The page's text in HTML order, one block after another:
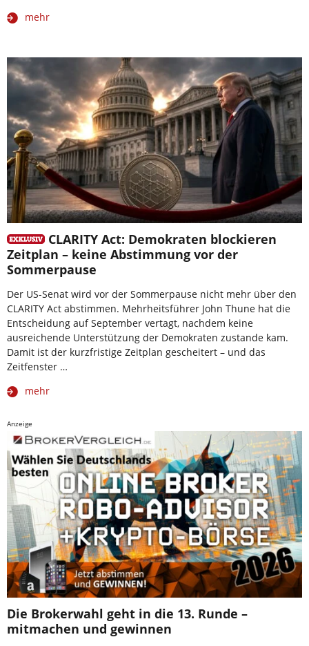
mehr
CLARITY Act: Demokraten blockieren
Zeitplan – keine Abstimmung vor der
Sommerpause
Der US-Senat wird vor der Sommerpause nicht mehr über den
CLARITY Act abstimmen. Mehrheitsführer John Thune hat die
Entscheidung auf September vertagt, nachdem keine
ausreichende Unterstützung der Demokraten zustande kam.
Damit ist der kurzfristige Zeitplan gescheitert – und das
Zeitfenster …
mehr
Anzeige
Die Brokerwahl geht in die 13. Runde –
mitmachen und gewinnen